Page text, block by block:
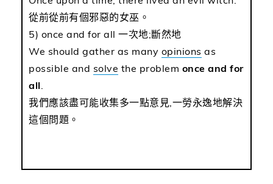
從前從前有個邪惡的女巫。
5) once and for all 一次地;斷然地
We should gather as many opinions as
possible and solve the problem once and for
all
我們應該盡可能收集多一點意見,一勞永逸地解決
這個問題。